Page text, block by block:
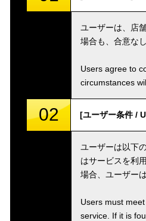
ユーザーは、店
場合も、合意な
Users agree to
circumstances
02 [ユーザー条件 /
ユーザーは以下
はサービスを利
場合、ユーザー
Users must
service. If it is